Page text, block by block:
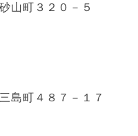
山町３２０－５
島町４８７－１７